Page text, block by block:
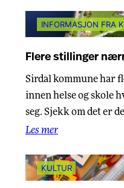
INFORMASJON FRA
Flere stillinger
Sirdal kommune har
innen helse og skole
seg. Sjekk om det er
Les mer
KULTUR